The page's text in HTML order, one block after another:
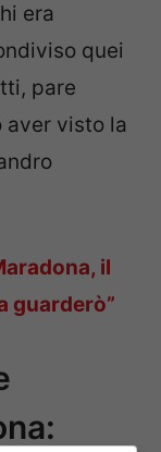
era
quei
pare
aver visto la
il
guarderò”